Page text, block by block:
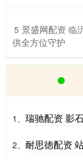
5 景盛网配资 临
供全方位守护
1、 瑞驰配资 影
2、 耐思徳配资